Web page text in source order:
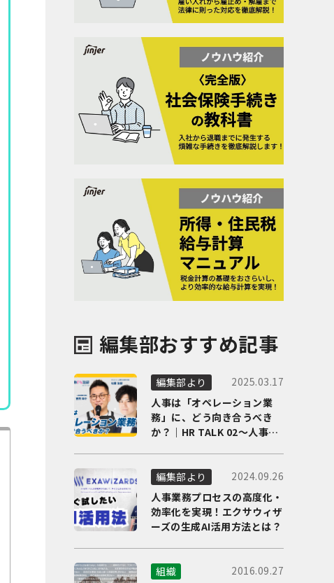
編集部おすすめ記事
編集部より
2025.03.17
人事は「オペレーション業
務」に、どう向き合うべき
か？｜HR TALK 02～人事DX
編集部より
2024.09.26
人事業務プロセスの高度化・
効率化を実現！エクサウィザ
ーズの生成AI活用方法とは？
組織
2016.09.27